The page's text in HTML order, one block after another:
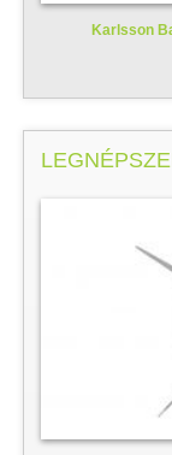
Karlsson